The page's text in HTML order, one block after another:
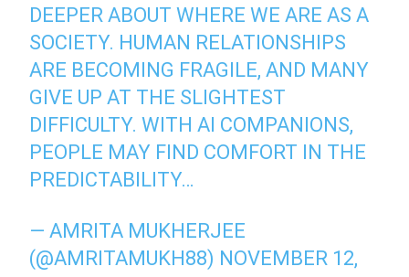
DEEPER ABOUT WHERE WE ARE AS A
SOCIETY. HUMAN RELATIONSHIPS
ARE BECOMING FRAGILE, AND MANY
GIVE UP AT THE SLIGHTEST
DIFFICULTY. WITH AI COMPANIONS,
PEOPLE MAY FIND COMFORT IN THE
PREDICTABILITY…
— AMRITA MUKHERJEE
(@AMRITAMUKH88) NOVEMBER 12,